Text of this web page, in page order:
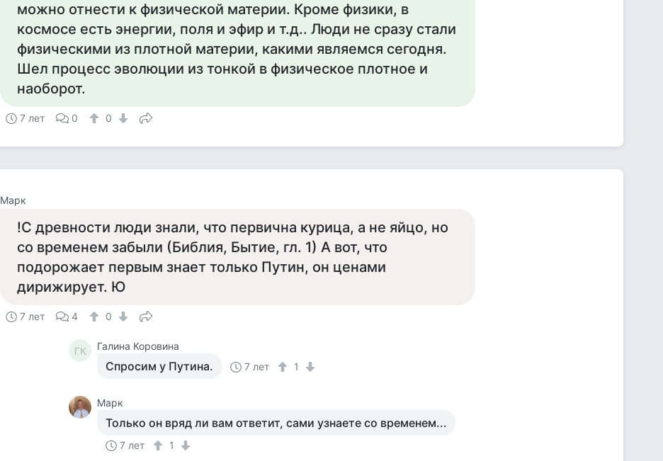
можно отнести к физической материи. Кроме физики, в
космосе есть энергии, поля и эфир и т.д.. Люди не сразу стали
физическими из плотной материи, какими являемся сегодня.
Шел процесс эволюции из тонкой в физическое плотное и
наоборот.
7 лет 0 0
Марк
!С древности люди знали, что первична курица, а не яйцо, но
со временем забыли (Библия, Бытие, гл. 1) А вот, что
подорожает первым знает только Путин, он ценами
дирижирует. Ю
7 лет 4 0
ГК Галина Коровина
Спросим у Путина. 7 лет 1
Марк
Только он вряд ли вам ответит, сами узнаете со временем...
7 лет 1